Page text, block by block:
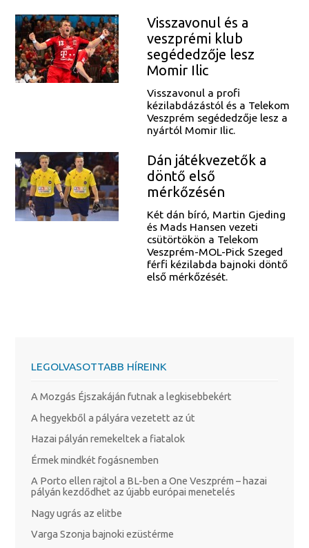
Visszavonul és a
veszprémi klub
segédedzője lesz
Momir Ilic
Visszavonul a profi
kézilabdázástól és a Telekom
Veszprém segédedzője lesz a
nyártól Momir Ilic.
Dán játékvezetők a
döntő első
mérkőzésén
Két dán bíró, Martin Gjeding
és Mads Hansen vezeti
csütörtökön a Telekom
Veszprém-MOL-Pick Szeged
férfi kézilabda bajnoki döntő
első mérkőzését.
LEGOLVASOTTABB HÍREINK
A Mozgás Éjszakáján futnak a legkisebbekért
A hegyekből a pályára vezetett az út
Hazai pályán remekeltek a fiatalok
Érmek mindkét fogásnemben
A Porto ellen rajtol a BL-ben a One Veszprém – hazai
pályán kezdődhet az újabb európai menetelés
Nagy ugrás az elitbe
Varga Szonja bajnoki ezüstérme